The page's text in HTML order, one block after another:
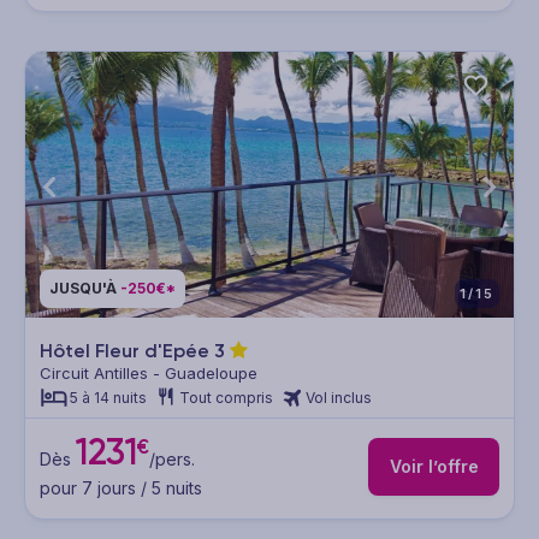
JUSQU'À -250€* 1/15
Hôtel Fleur d'Epée 3
Circuit Antilles - Guadeloupe
5 à 14 nuits Tout compris Vol inclus
Dès 1231€/pers.
pour 7 jours / 5 nuits
Voir l’offre